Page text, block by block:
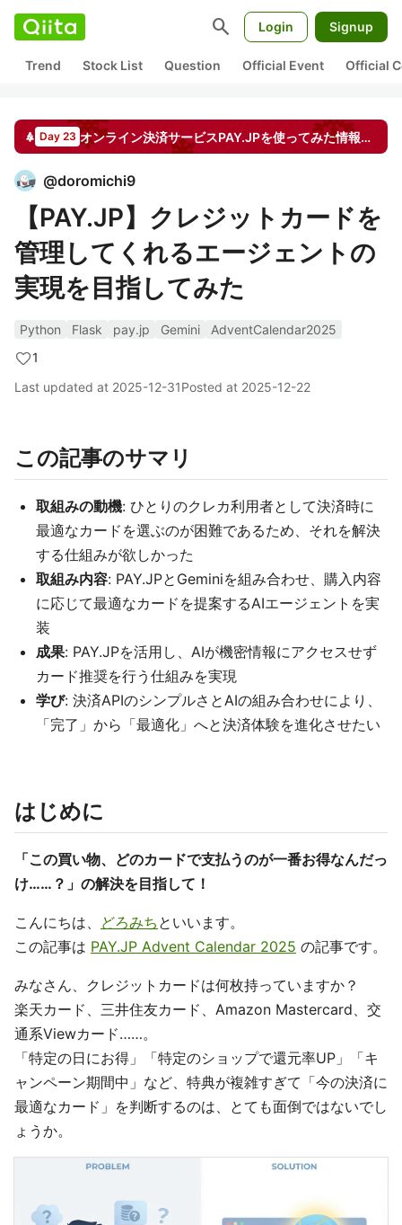
search Login Signup
Trend Stock List Question Official Event Official
Day 23 オンライン決済サービスPAY.JPを使ってみた情報をシェアしよう！ by PAY
@doromichi9
【PAY.JP】クレジットカードを
管理してくれるエージェントの
実現を目指してみた
Python Flask pay.jp Gemini
AdventCalendar2025
1
Last updated at 2025-12-31Posted at 2025-12-22
この記事のサマリ
取組みの動機: ひとりのクレカ利用者として決済時に
最適なカードを選ぶのが困難であるため、それを解決
する仕組みが欲しかった
取組み内容: PAY.JPとGeminiを組み合わせ、購入内容
に応じて最適なカードを提案するAIエージェントを実
装
成果: PAY.JPを活用し、AIが機密情報にアクセスせず
カード推奨を行う仕組みを実現
学び: 決済APIのシンプルさとAIの組み合わせにより、
「完了」から「最適化」へと決済体験を進化させたい
はじめに
「この買い物、どのカードで支払うのが一番お得なんだっ
け……？」の解決を目指して！
こんにちは、 どろみち といいます。
この記事は PAY.JP Advent Calendar 2025 の記事です。
みなさん、クレジットカードは何枚持っていますか？
楽天カード、三井住友カード、Amazon Mastercard、交
通系Viewカード……。
「特定の日にお得」「特定のショップで還元率UP」「キ
ャンペーン期間中」など、特典が複雑すぎて「今の決済に
最適なカード」を判断するのは、とても面倒ではないでし
ょうか。